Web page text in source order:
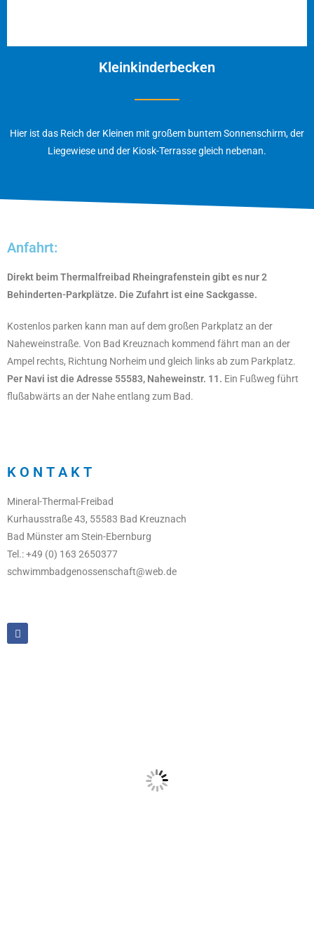
Kleinkinderbecken
Hier ist das Reich der Kleinen mit großem buntem Sonnenschirm, der
Liegewiese und der Kiosk-Terrasse gleich nebenan.
Anfahrt:
Direkt beim Thermalfreibad Rheingrafenstein gibt es nur 2
Behinderten-Parkplätze. Die Zufahrt ist eine Sackgasse.
Kostenlos parken kann man auf dem großen Parkplatz an der
Naheweinstraße. Von Bad Kreuznach kommend fährt man an der
Ampel rechts, Richtung Norheim und gleich links ab zum Parkplatz.
Per Navi ist die Adresse 55583, Naheweinstr. 11. Ein Fußweg führt
flußabwärts an der Nahe entlang zum Bad.
K O N T A K T
Mineral-Thermal-Freibad
Kurhausstraße 43, 55583 Bad Kreuznach
Bad Münster am Stein-Ebernburg
Tel.: +49 (0) 163 2650377
schwimmbadgenossenschaft@web.de